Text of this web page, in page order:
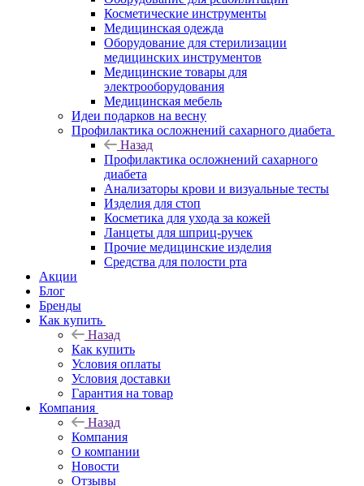
Косметические инструменты
Медицинская одежда
Оборудование для стерилизации
медицинских инструментов
Медицинские товары для
электрооборудования
Медицинская мебель
Идеи подарков на весну
Профилактика осложнений сахарного диабета
Назад
Профилактика осложнений сахарного
диабета
Анализаторы крови и визуальные тесты
Изделия для стоп
Косметика для ухода за кожей
Ланцеты для шприц-ручек
Прочие медицинские изделия
Средства для полости рта
Акции
Блог
Бренды
Как купить
Назад
Как купить
Условия оплаты
Условия доставки
Гарантия на товар
Компания
Назад
Компания
О компании
Новости
Отзывы